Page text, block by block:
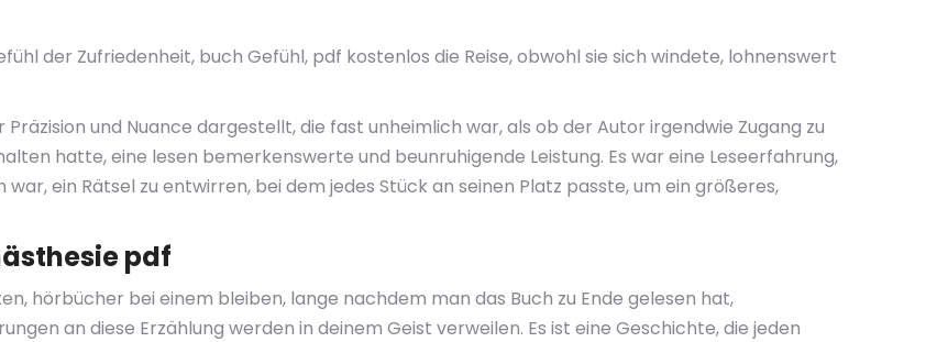
der Zufriedenheit, buch Gefühl, pdf kostenlos die Reise, obwohl sie sich windete, lohnenswert
und Nuance dargestellt, die fast unheimlich war, als ob der Autor irgendwie Zugang zu
hatte, eine lesen bemerkenswerte und beunruhigende Leistung. Es war eine Leseerfahrung,
ein Rätsel zu entwirren, bei dem jedes Stück an seinen Platz passte, um ein größeres,
pdf
hörbücher bei einem bleiben, lange nachdem man das Buch zu Ende gelesen hat,
an diese Erzählung werden in deinem Geist verweilen. Es ist eine Geschichte, die jeden